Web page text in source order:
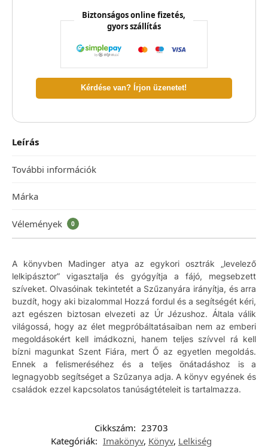
Biztonságos online fizetés,
gyors szállítás
Kérdése van? Írjon üzenetet!
Leírás
További információk
Márka
Vélemények 0
A könyvben Madinger atya az egykori osztrák „levelező
lelkipásztor” vigasztalja és gyógyítja a fájó, megsebzett
szíveket. Olvasóinak tekintetét a Szűzanyára irányítja, és arra
buzdít, hogy aki bizalommal Hozzá fordul és a segítségét kéri,
azt egészen biztosan elvezeti az Úr Jézushoz. Általa válik
világossá, hogy az élet megpróbáltatásaiban nem az emberi
megoldásokért kell imádkozni, hanem teljes szívvel rá kell
bízni magunkat Szent Fiára, mert Ő az egyetlen megoldás.
Ennek a felismeréséhez és a teljes önátadáshoz is a
legnagyobb segítséget a Szűzanya adja. A könyv egyének és
családok ezzel kapcsolatos tanúságtételeit is tartalmazza.
Cikkszám: 23703
Kategóriák: Imakönyv, Könyv, Lelkiség